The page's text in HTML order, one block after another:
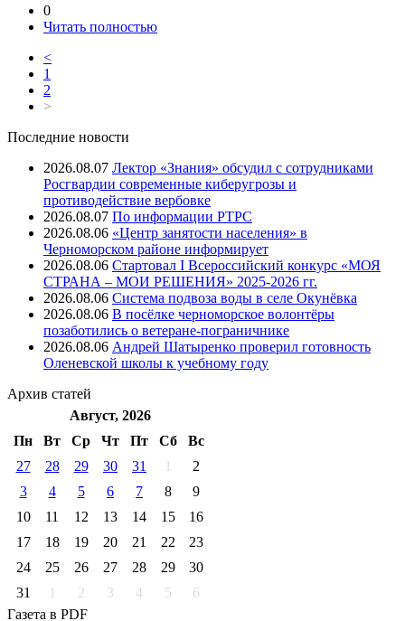
0
Читать полностью
<
1
2
>
Последние новости
2026.08.07 Лектор «Знания» обсудил с сотрудниками
Росгвардии современные киберугрозы и
противодействие вербовке
2026.08.07 ⁠По информации РТРС
2026.08.06 «Центр занятости населения» в
Черноморском районе информирует
2026.08.06 Стартовал I Всероссийский конкурс «МОЯ
СТРАНА – МОИ РЕШЕНИЯ» 2025-2026 гг.
2026.08.06 Система подвоза воды в селе Окунёвка
2026.08.06 В посёлке черноморское волонтёры
позаботились о ветеране-пограничнике
2026.08.06 Андрей Шатыренко проверил готовность
Оленевской школы к учебному году
Архив статей
Август, 2026
Пн
Вт Ср Чт Пт Cб
Вс
27
28 29 30 31 1
2
3
4 5 6 7 8
9
10
11 12 13 14 15
16
17
18 19 20 21 22
23
24
25 26 27 28 29
30
31
1 2 3 4 5
6
Газета в PDF